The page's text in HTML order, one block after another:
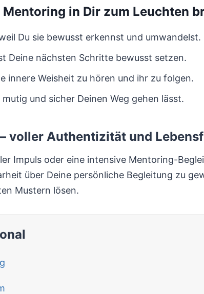
in Dir zum Leuchten
Du sie bewusst erkennst und umwandelst.
Deine nächsten Schritte bewusst setzen.
innere Weisheit zu hören und ihr zu folgen.
und sicher Deinen Weg gehen lässt.
voller Authentizität und
Impuls oder eine intensive Mentoring-
über Deine persönliche Begleitung zu
Mustern lösen.